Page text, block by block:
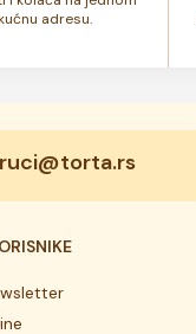
adresu.